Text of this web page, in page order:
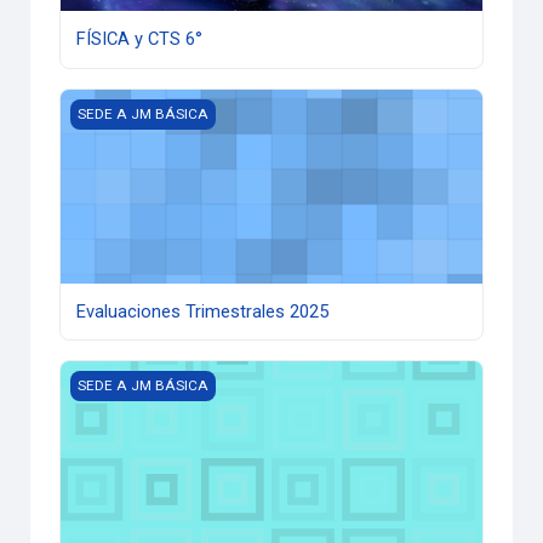
FÍSICA y CTS 6°
Evaluaciones Trimestrales 2025
SEDE A JM BÁSICA
Evaluaciones Trimestrales 2025
Estadística sexto
SEDE A JM BÁSICA